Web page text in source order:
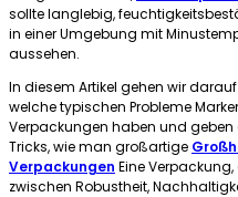
sollte langlebig,
in einer Umgebung mit
aussehen.
In diesem Artikel gehen wir
welche typischen Probleme
Verpackungen haben und geben
Tricks, wie man großartige
Verpackungen Eine
zwischen Robustheit,